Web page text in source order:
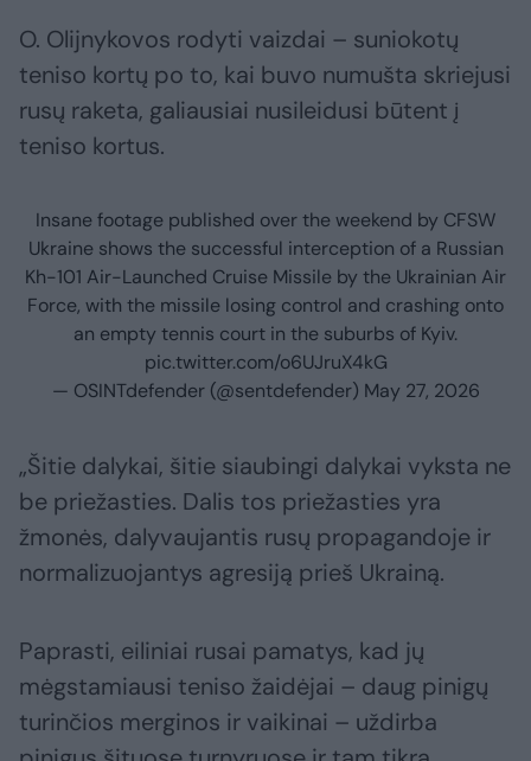
O. Olijnykovos rodyti vaizdai – suniokotų
teniso kortų po to, kai buvo numušta skriejusi
rusų raketa, galiausiai nusileidusi būtent į
teniso kortus.
Insane footage published over the weekend by CFSW
Ukraine shows the successful interception of a Russian
Kh-101 Air-Launched Cruise Missile by the Ukrainian Air
Force, with the missile losing control and crashing onto
an empty tennis court in the suburbs of Kyiv.
pic.twitter.com/o6UJruX4kG
— OSINTdefender (@sentdefender) May 27, 2026
„Šitie dalykai, šitie siaubingi dalykai vyksta ne
be priežasties. Dalis tos priežasties yra
žmonės, dalyvaujantis rusų propagandoje ir
normalizuojantys agresiją prieš Ukrainą.
Paprasti, eiliniai rusai pamatys, kad jų
mėgstamiausi teniso žaidėjai – daug pinigų
turinčios merginos ir vaikinai – uždirba